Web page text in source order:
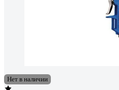
Нет в наличии